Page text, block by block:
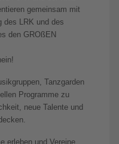
gemeinsam mit
des LRK und des
den GROßEN
Tanzgarden
Programme zu
neue Talente und
erleben und Vereine